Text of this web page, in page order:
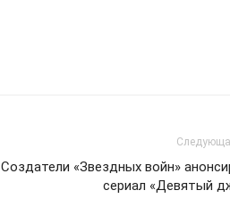
Создатели «Звездных войн»
сериал «Девятый